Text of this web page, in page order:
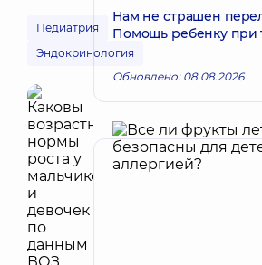
Педиатрия
Эндокринология
Нам не страшен
Помощь ребенку при
Обновлено: 08.08.2026